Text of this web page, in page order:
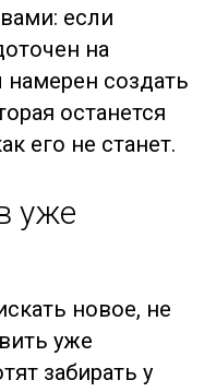
если
на
намерен создать
останется
его не станет.
уже
новое, не
уже
забирать у